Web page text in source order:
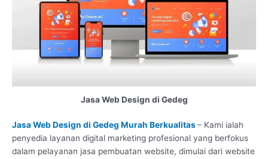
Jasa Web Design di Gedeg
Jasa Web Design di Gedeg Murah Berkualitas– Kami ialah
penyedia layanan digital marketing profesional yang berfokus
dalam pelayanan jasa pembuatan website, dimulai dari website